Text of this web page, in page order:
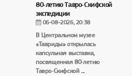
80‑летию Тавро‑Скифской
экспедиции
06-08-2026, 20:38
В Центральном музее
«Тавриды» открылась
капсульная выставка,
посвященная 80‑летию
Тавро‑Скифской ...